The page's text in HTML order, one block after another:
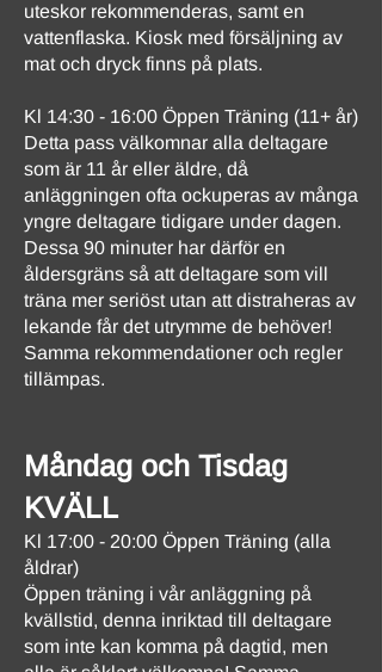
uteskor rekommenderas, samt en
vattenflaska. Kiosk med försäljning av
mat och dryck finns på plats.
Kl 14:30 - 16:00 Öppen Träning (11+ år)
Detta pass välkomnar alla deltagare
som är 11 år eller äldre, då
anläggningen ofta ockuperas av många
yngre deltagare tidigare under dagen.
Dessa 90 minuter har därför en
åldersgräns så att deltagare som vill
träna mer seriöst utan att distraheras av
lekande får det utrymme de behöver!
Samma rekommendationer och regler
tillämpas.
Måndag och Tisdag
KVÄLL
Kl 17:00 - 20:00 Öppen Träning (alla
åldrar)
Öppen träning i vår anläggning på
kvällstid, denna inriktad till deltagare
som inte kan komma på dagtid, men